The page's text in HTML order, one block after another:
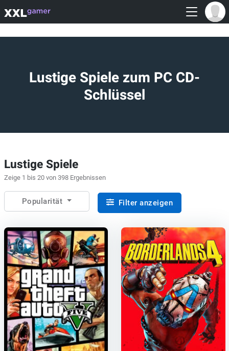
Lustige Spiele zum PC CD-
Schlüssel
Lustige Spiele
Zeige 1 bis 20 von 398 Ergebnissen
Popularität Filter anzeigen